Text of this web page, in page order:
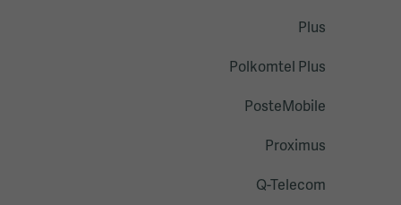
Plus
Polkomtel Plus
PosteMobile
Proximus
Q-Telecom